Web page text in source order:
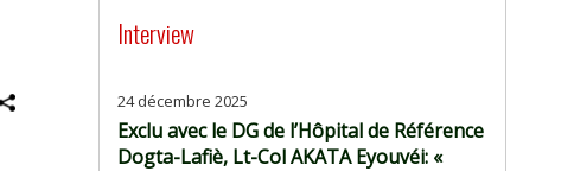
Interview
24 décembre 2025
Exclu avec le DG de l’Hôpital de Référence
Dogta-Lafiè, Lt-Col AKATA Eyouvéi: «